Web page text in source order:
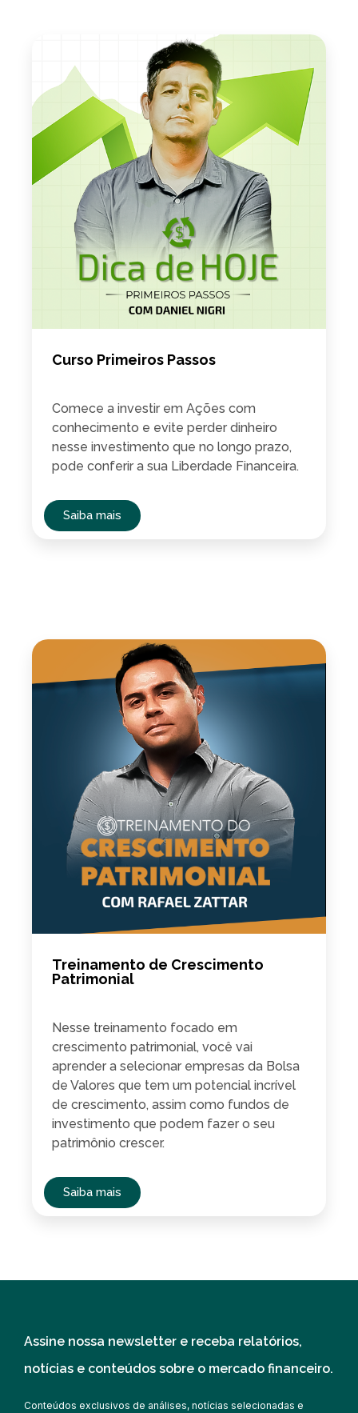
Curso Primeiros Passos
Comece a investir em Ações com
conhecimento e evite perder dinheiro
nesse investimento que no longo prazo,
pode conferir a sua Liberdade Financeira.
Saiba mais
Treinamento de Crescimento
Patrimonial
Nesse treinamento focado em
crescimento patrimonial, você vai
aprender a selecionar empresas da Bolsa
de Valores que tem um potencial incrível
de crescimento, assim como fundos de
investimento que podem fazer o seu
patrimônio crescer.
Saiba mais
Assine nossa newsletter e receba relatórios,
notícias e conteúdos sobre o mercado financeiro.
Conteúdos exclusivos de análises, notícias selecionadas e